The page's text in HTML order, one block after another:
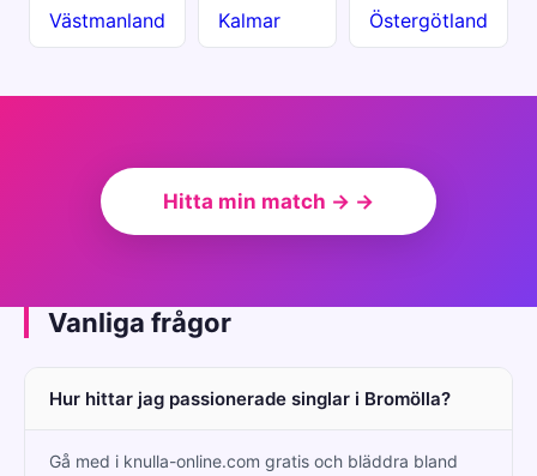
Västmanland Kalmar Östergötland
Hitta min match → →
Vanliga frågor
Hur hittar jag passionerade singlar i Bromölla?
Gå med i knulla-online.com gratis och bläddra bland